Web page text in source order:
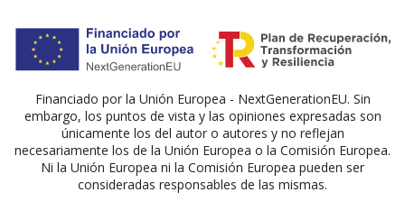
Financiado por la Unión Europea - NextGenerationEU. Sin
embargo, los puntos de vista y las opiniones expresadas son
únicamente los del autor o autores y no reflejan
necesariamente los de la Unión Europea o la Comisión Europea.
Ni la Unión Europea ni la Comisión Europea pueden ser
consideradas responsables de las mismas.